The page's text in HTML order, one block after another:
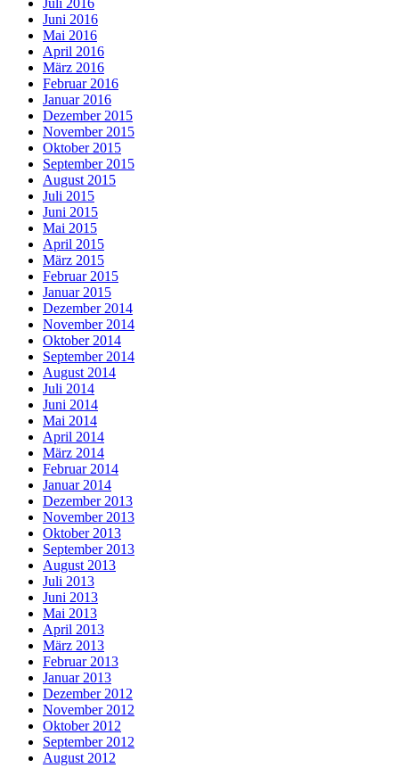
Juli 2016
Juni 2016
Mai 2016
April 2016
März 2016
Februar 2016
Januar 2016
Dezember 2015
November 2015
Oktober 2015
September 2015
August 2015
Juli 2015
Juni 2015
Mai 2015
April 2015
März 2015
Februar 2015
Januar 2015
Dezember 2014
November 2014
Oktober 2014
September 2014
August 2014
Juli 2014
Juni 2014
Mai 2014
April 2014
März 2014
Februar 2014
Januar 2014
Dezember 2013
November 2013
Oktober 2013
September 2013
August 2013
Juli 2013
Juni 2013
Mai 2013
April 2013
März 2013
Februar 2013
Januar 2013
Dezember 2012
November 2012
Oktober 2012
September 2012
August 2012